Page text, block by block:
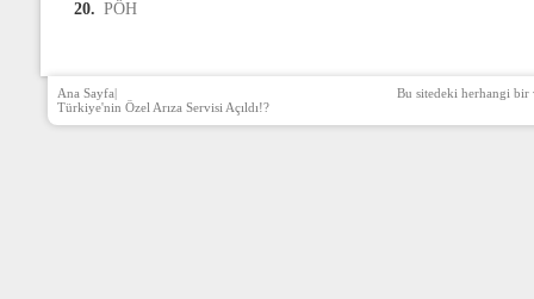
20. PÖH
Ana Sayfa|
Türkiye'nin Özel Arıza Servisi Açıldı!?
Bu sitedeki herhangi bir